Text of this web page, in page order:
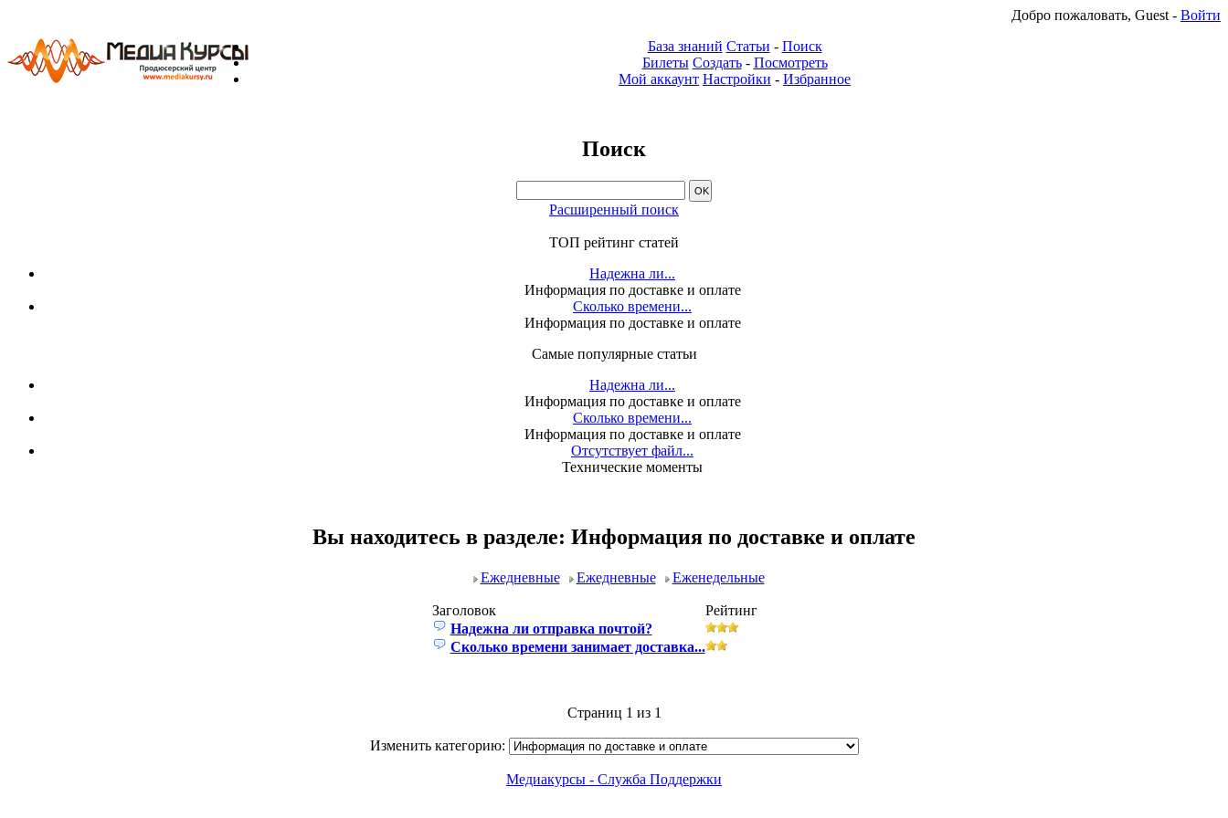
Добро пожаловать, Guest - Войти
База знаний Статьи - Поиск
Билеты Создать- Посмотреть
Мой аккаунт Настройки - Избранное
Поиск
Расширенный поиск
ТОП рейтинг статей
Надежна ли...
Информация по доставке и оплате
Сколько времени...
Информация по доставке и оплате
Самые популярные статьи
Надежна ли...
Информация по доставке и оплате
Сколько времени...
Информация по доставке и оплате
Отсутствует файл...
Технические моменты
Вы находитесь в разделе: Информация по доставке и оплате
Ежедневные Ежедневные Еженедельные
Заголовок
Рейтинг
Надежна ли отправка почтой?
Сколько времени занимает доставка...
Страниц 1 из 1
Изменить категорию:
Медиакурсы - Служба Поддержки